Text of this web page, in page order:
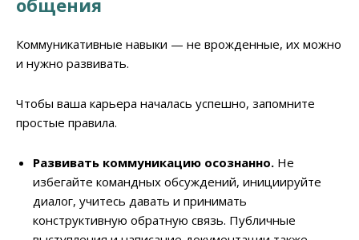
общения
Коммуникативные навыки — не врожденные, их можно
и нужно развивать.
Чтобы ваша карьера началась успешно, запомните
простые правила.
Развивать коммуникацию осознанно. Не
избегайте командных обсуждений, инициируйте
диалог, учитесь давать и принимать
конструктивную обратную связь. Публичные